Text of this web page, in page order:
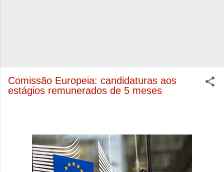
Comissão Europeia: candidaturas aos
estágios remunerados de 5 meses